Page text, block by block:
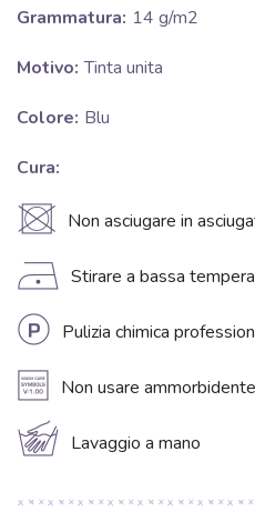
Grammatura: 14 g/m2
Motivo: Tinta unita
Colore: Blu
Cura:
U Non asciugare in
D Stirare a bassa
L Pulizia chimica
A Non usare ammorbidente
c Lavaggio a mano